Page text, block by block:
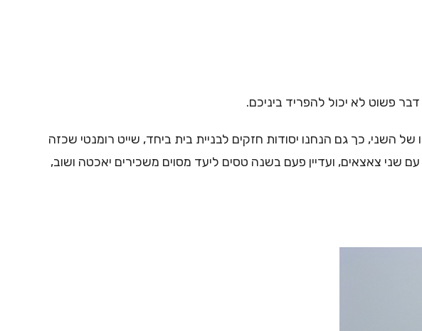
פשוט לא יכול להפריד ביניכם.
כך גם הנחנו יסודות חזקים לבניית בית ביחד, שייט רומנטי שכזה
שני צאצאים, ועדיין פעם בשנה טסים ליעד מסוים משכירים יאכטה ושוב,